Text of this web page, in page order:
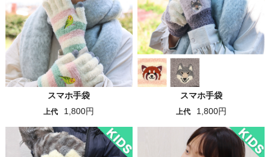
スマホ手袋
上代 1,800円
スマホ手袋
上代 1,800円